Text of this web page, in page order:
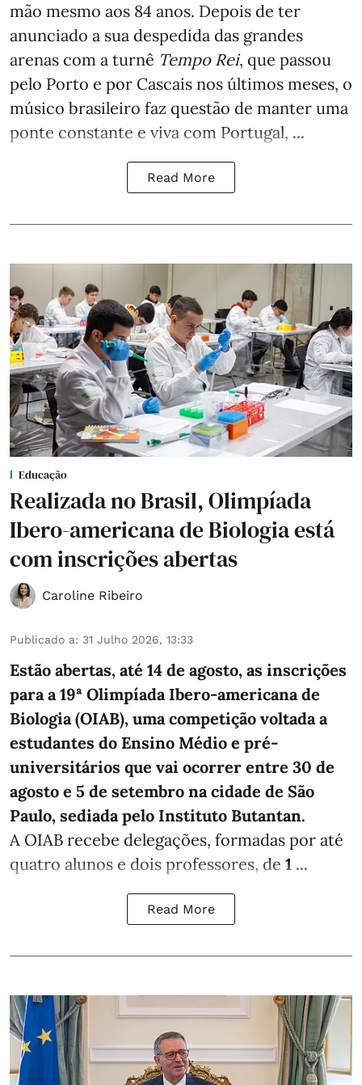
mão mesmo aos 84 anos. Depois de ter
anunciado a sua despedida das grandes
arenas com a turnê Tempo Rei, que passou
pelo Porto e por Cascais nos últimos meses, o
músico brasileiro faz questão de manter uma
ponte constante e viva com Portugal, ...
Read More
Educação
Realizada no Brasil, Olimpíada
Ibero-americana de Biologia está
com inscrições abertas
Caroline Ribeiro
Publicado a: 31 Julho 2026, 13:33
Estão abertas, até 14 de agosto, as inscrições
para a 19ª Olimpíada Ibero-americana de
Biologia (OIAB), uma competição voltada a
estudantes do Ensino Médio e pré-
universitários que vai ocorrer entre 30 de
agosto e 5 de setembro na cidade de São
Paulo, sediada pelo Instituto Butantan.
A OIAB recebe delegações, formadas por até
quatro alunos e dois professores, de 1 ...
Read More